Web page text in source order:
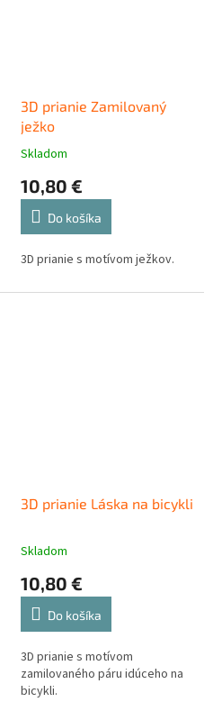
3D prianie Zamilovaný
ježko
Skladom
10,80 €
Do košíka
3D prianie s motívom ježkov.
3D prianie Láska na bicykli
Skladom
10,80 €
Do košíka
3D prianie s motívom
zamilovaného páru idúceho na
bicykli.